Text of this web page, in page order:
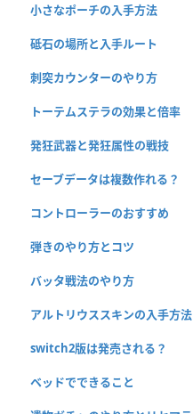
小さなポーチの入手方法
砥石の場所と入手ルート
刺突カウンターのやり方
トーテムステラの効果と倍率
発狂武器と発狂属性の戦技
セーブデータは複数作れる？
コントローラーのおすすめ
弾きのやり方とコツ
バッタ戦法のやり方
アルトリウススキンの入手方法
switch2版は発売される？
ベッドでできること